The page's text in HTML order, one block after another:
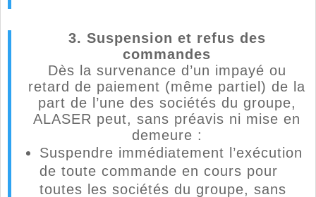
3. Suspension et refus des
commandes
Dès la survenance d’un impayé ou
retard de paiement (même partiel) de la
part de l’une des sociétés du groupe,
ALASER peut, sans préavis ni mise en
demeure :
Suspendre immédiatement l’exécution
de toute commande en cours pour
toutes les sociétés du groupe, sans